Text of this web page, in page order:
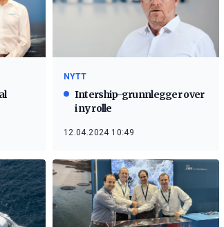
NYTT
Intership-grunnlegger over
i ny rolle
12.04.2024 10:49